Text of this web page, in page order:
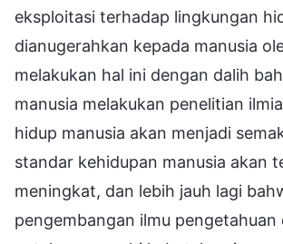
eksploitasi terhadap lingkungan
dianugerahkan kepada manusia
melakukan hal ini dengan dalih
manusia melakukan penelitian
hidup manusia akan menjadi
standar kehidupan manusia akan
meningkat, dan lebih jauh lagi
pengembangan ilmu pengetahuan